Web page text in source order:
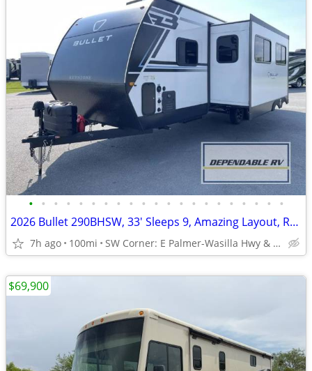
• • • • • • • • • • • • • • • • • • • • •
2026 Bullet 290BHSW, 33' Sleeps 9, Amazing Layout, Ready Today!!!
7h ago 100mi SW Corner: E Palmer-Wasilla Hwy & N Seward Meridian Pkwy
$69,900